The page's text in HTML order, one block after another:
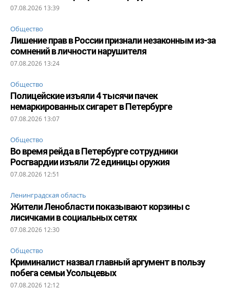
07.08.2026 13:39
Общество
Лишение прав в России признали незаконным из-за
сомнений в личности нарушителя
07.08.2026 13:24
Общество
Полицейские изъяли 4 тысячи пачек
немаркированных сигарет в Петербурге
07.08.2026 13:07
Общество
Во время рейда в Петербурге сотрудники
Росгвардии изъяли 72 единицы оружия
07.08.2026 12:51
Ленинградская область
Жители Ленобласти показывают корзины с
лисичками в социальных сетях
07.08.2026 12:30
Общество
Криминалист назвал главный аргумент в пользу
побега семьи Усольцевых
07.08.2026 12:12